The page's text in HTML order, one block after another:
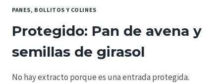
MOLDE
MAÍZ
PANES, BOLLITOS Y COLINES
Protegido: Pan de avena y
semillas de girasol
No hay extracto porque es una entrada protegida.